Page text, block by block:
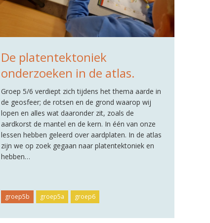
De platentektoniek
onderzoeken in de atlas.
Groep 5/6 verdiept zich tijdens het thema aarde in
de geosfeer; de rotsen en de grond waarop wij
lopen en alles wat daaronder zit, zoals de
aardkorst de mantel en de kern. In één van onze
lessen hebben geleerd over aardplaten. In de atlas
zijn we op zoek gegaan naar platentektoniek en
hebben…
groep5b groep5a groep6